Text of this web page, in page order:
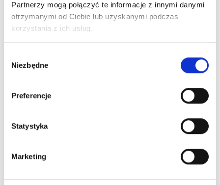
Partnerzy mogą połączyć te informacje z innymi danymi
otrzymanymi od Ciebie lub uzyskanymi podczas
korzystania z ich usług.
zgody
Niezbędne
Preferencje
Statystyka
Marketing
Długopis, chromowana końcówka, przyjemne w dotyku
wykończenie, niemiecki wkład Dokumental® w kolorze
niebieskim w komplecie, długość pisania ok. 1200 m,
kulka TC zapewnia wygodne pisanie, ślad węglowy